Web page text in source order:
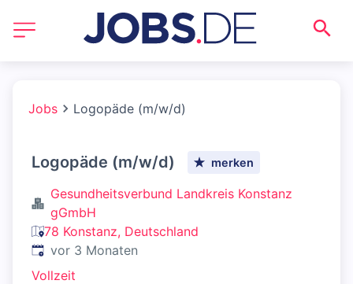
Jobs Logopäde (m/w/d)
Logopäde (m/w/d) merken
Gesundheitsverbund Landkreis Konstanz
gGmbH
78 Konstanz, Deutschland
Veröffentlicht:
vor 3 Monaten
Vollzeit